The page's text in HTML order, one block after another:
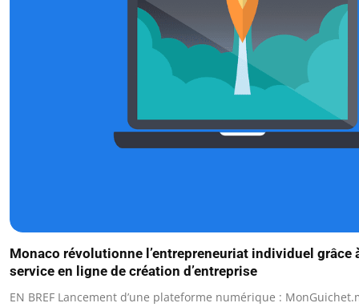
Monaco révolutionne l’entrepreneuriat individuel grâce
service en ligne de création d’entreprise
EN BREF Lancement d’une plateforme numérique :